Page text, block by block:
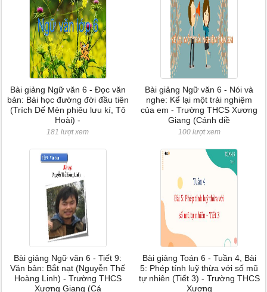
Bài giảng Ngữ văn 6 - Đọc văn
bản: Bài học đường đời đầu tiên
(Trích Dế Mèn phiêu lưu kí, Tô
Hoài) -
181 lượt xem
Bài giảng Ngữ văn 6 - Nói và
nghe: Kể lại một trải nghiệm
của em - Trường THCS Xương
Giang (Cánh diề
100 lượt xem
Bài giảng Ngữ văn 6 - Tiết 9:
Văn bản: Bắt nạt (Nguyễn Thế
Hoàng Linh) - Trường THCS
Xương Giang (Cá
Bài giảng Toán 6 - Tuần 4, Bài
5: Phép tính luỹ thừa với số mũ
tự nhiên (Tiết 3) - Trường THCS
Xương